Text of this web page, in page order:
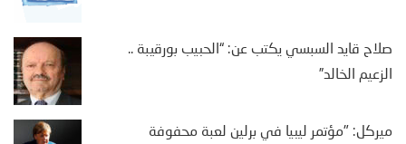
صلاح قايد السبسي يكتب عن: “الحبيب بورقيبة ..
الزعيم الخالد”
ميركل: "مؤتمر ليبيا في برلين لعبة محفوفة